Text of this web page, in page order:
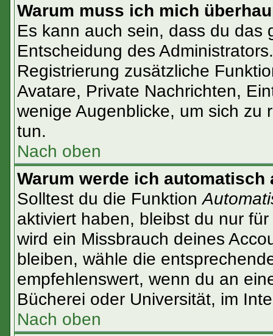
Warum muss ich mich
Es kann auch sein, dass du das
Entscheidung des
Registrierung zusätzliche
Avatare, Private Nachrichten,
wenige Augenblicke, um sich zu
tun.
Nach oben
Warum werde ich automatisch
Solltest du die Funktion
aktiviert haben, bleibst du nur
wird ein Missbrauch deines
bleiben, wähle die
empfehlenswert, wenn du an
Bücherei oder Universität, im
Nach oben